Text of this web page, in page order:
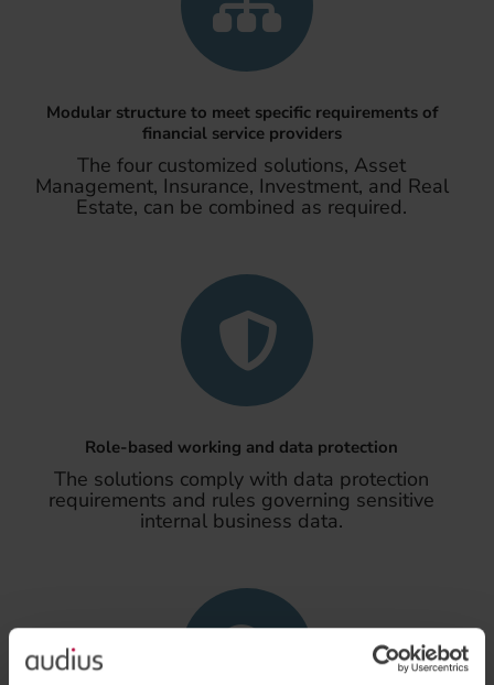
Modular structure to meet specific requirements of
financial service providers
The four customized solutions, Asset
Management, Insurance, Investment, and Real
Estate, can be combined as required.
Role-based working and data protection
The solutions comply with data protection
requirements and rules governing sensitive
internal business data.